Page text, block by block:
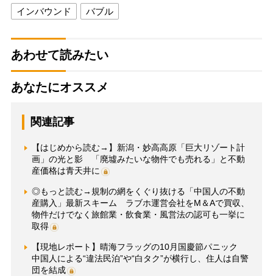
インバウンド バブル
あわせて読みたい
あなたにオススメ
関連記事
【はじめから読む→】新潟・妙高高原「巨大リゾート計
画」の光と影 「廃墟みたいな物件でも売れる」と不動
産価格は青天井に
◎もっと読む→規制の網をくぐり抜ける「中国人の不動
産購入」最新スキーム ラブホ運営会社をM＆Aで買収、
物件だけでなく旅館業・飲食業・風営法の認可も一挙に
取得
【現地レポート】晴海フラッグの10月国慶節パニック
中国人による“違法民泊”や“白タク”が横行し、住人は自警
団を結成